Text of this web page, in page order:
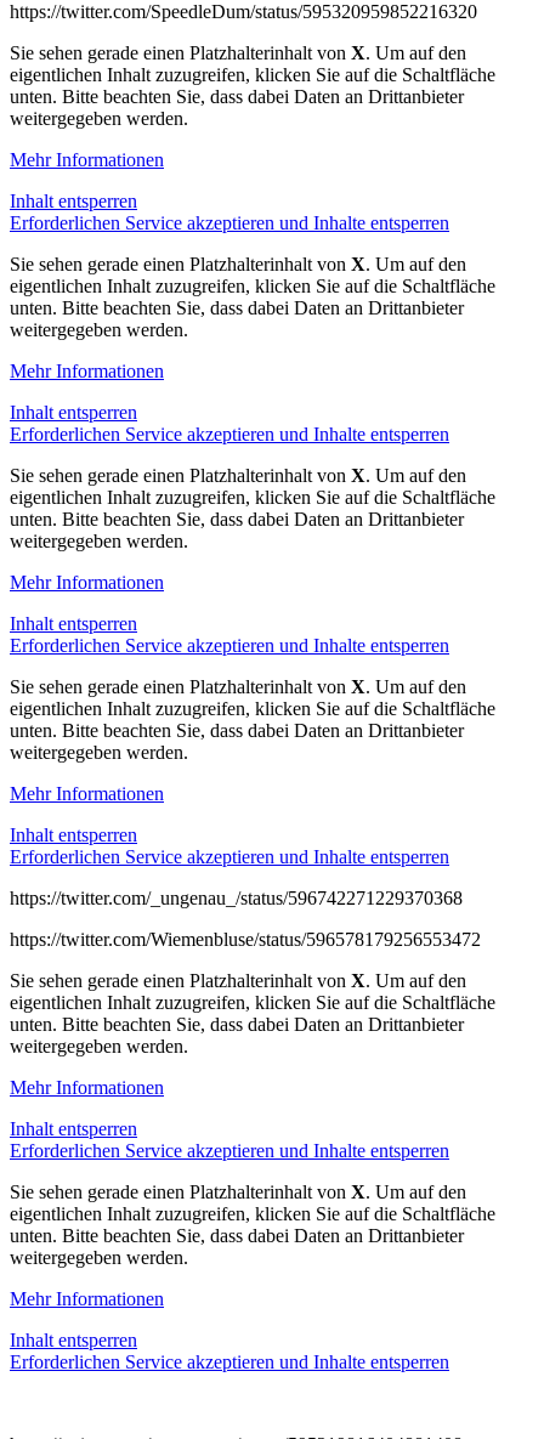
https://twitter.com/SpeedleDum/status/595320959852216320
Sie sehen gerade einen Platzhalterinhalt von X. Um auf den
eigentlichen Inhalt zuzugreifen, klicken Sie auf die Schaltfläche
unten. Bitte beachten Sie, dass dabei Daten an Drittanbieter
weitergegeben werden.
Mehr Informationen
Inhalt entsperren
Erforderlichen Service akzeptieren und Inhalte entsperren
Sie sehen gerade einen Platzhalterinhalt von X. Um auf den
eigentlichen Inhalt zuzugreifen, klicken Sie auf die Schaltfläche
unten. Bitte beachten Sie, dass dabei Daten an Drittanbieter
weitergegeben werden.
Mehr Informationen
Inhalt entsperren
Erforderlichen Service akzeptieren und Inhalte entsperren
Sie sehen gerade einen Platzhalterinhalt von X. Um auf den
eigentlichen Inhalt zuzugreifen, klicken Sie auf die Schaltfläche
unten. Bitte beachten Sie, dass dabei Daten an Drittanbieter
weitergegeben werden.
Mehr Informationen
Inhalt entsperren
Erforderlichen Service akzeptieren und Inhalte entsperren
Sie sehen gerade einen Platzhalterinhalt von X. Um auf den
eigentlichen Inhalt zuzugreifen, klicken Sie auf die Schaltfläche
unten. Bitte beachten Sie, dass dabei Daten an Drittanbieter
weitergegeben werden.
Mehr Informationen
Inhalt entsperren
Erforderlichen Service akzeptieren und Inhalte entsperren
https://twitter.com/_ungenau_/status/596742271229370368
https://twitter.com/Wiemenbluse/status/596578179256553472
Sie sehen gerade einen Platzhalterinhalt von X. Um auf den
eigentlichen Inhalt zuzugreifen, klicken Sie auf die Schaltfläche
unten. Bitte beachten Sie, dass dabei Daten an Drittanbieter
weitergegeben werden.
Mehr Informationen
Inhalt entsperren
Erforderlichen Service akzeptieren und Inhalte entsperren
Sie sehen gerade einen Platzhalterinhalt von X. Um auf den
eigentlichen Inhalt zuzugreifen, klicken Sie auf die Schaltfläche
unten. Bitte beachten Sie, dass dabei Daten an Drittanbieter
weitergegeben werden.
Mehr Informationen
Inhalt entsperren
Erforderlichen Service akzeptieren und Inhalte entsperren